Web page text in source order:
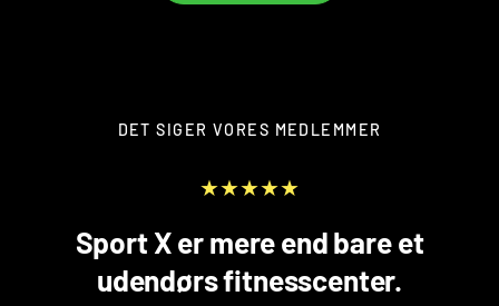
DET SIGER VORES MEDLEMMER
Sport X er mere end bare et
udendørs fitnesscenter.